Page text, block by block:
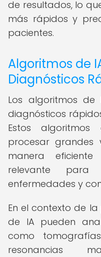
de resultados, lo
más rápidos y
pacientes.
Algoritmos de
Diagnósticos
Los algoritmos
diagnósticos
Estos
procesar grandes
manera
relevante
enfermedades y
En el contexto de
de IA pueden
como
resonancias